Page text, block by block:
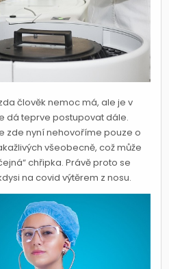
člověk nemoc má, ale je v
dá teprve postupovat dále.
zde nyní nehovoříme pouze o
všeobecně, což může
chřipka. Právě proto se
na covid výtěrem z nosu.